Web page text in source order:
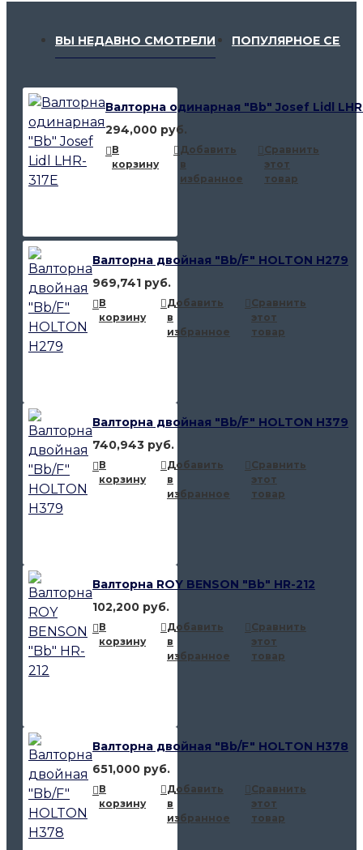
ВЫ НЕДАВНО СМОТРЕЛИ ПОПУЛЯРНОЕ
Валторна одинарная "Bb" Josef Lidl
294,000 руб.
В
корзину
Добавить
в
избранное
Сравнить
этот
товар
Валторна двойная "Bb/F" HOLTON H279
969,741 руб.
В
корзину
Добавить
в
избранное
Сравнить
этот
товар
Валторна двойная "Bb/F" HOLTON H379
740,943 руб.
В
корзину
Добавить
в
избранное
Сравнить
этот
товар
Валторна ROY BENSON "Bb" HR-212
102,200 руб.
В
корзину
Добавить
в
избранное
Сравнить
этот
товар
Валторна двойная "Bb/F" HOLTON H378
651,000 руб.
В
корзину
Добавить
в
избранное
Сравнить
этот
товар